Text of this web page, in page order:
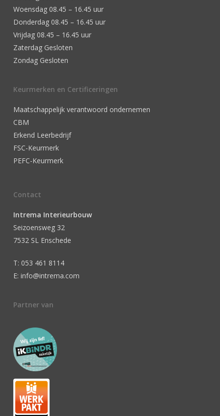
Woensdag 08.45 – 16.45 uur
Donderdag 08.45 – 16.45 uur
Vrijdag 08.45 – 16.45 uur
Zaterdag Gesloten
Zondag Gesloten
Keurmerken en Certificeringen
Maatschappelijk verantwoord ondernemen
CBM
Erkend Leerbedrijf
FSC-Keurmerk
PEFC-Keurmerk
Contact
Intrema Interieurbouw
Seizoensweg 32
7532 SL Enschede
T: 053 461 8114
E: info@intrema.com
Partner van